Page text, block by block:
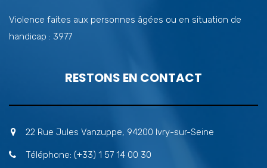
Violence faites aux personnes âgées ou en situation de
handicap : 3977
RESTONS EN CONTACT
22 Rue Jules Vanzuppe, 94200 Ivry-sur-Seine
Téléphone: (+33) 1 57 14 00 30